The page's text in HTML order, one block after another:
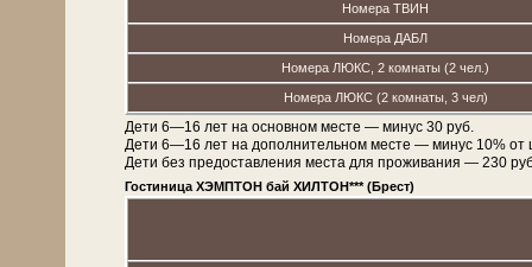
Номера ТВИН
Номера ДАБЛ
Номера ЛЮКС, 2 комнаты (2 чел.)
Номера ЛЮКС (2 комнаты, 3 чел)
Дети 6—16 лет на основном месте — минус 30 руб.
Дети 6—16 лет на дополнительном месте — минус 10% от
Дети без предоставления места для проживания — 230
Гостиница ХЭМПТОН бай ХИЛТОН*** (Брест)